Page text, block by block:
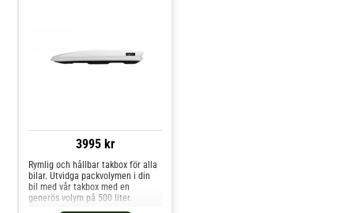
3995 kr
Rymlig och hållbar takbox för alla
bilar. Utvidga packvolymen i din
bil med vår takbox med en
generös volym på 500 liter.